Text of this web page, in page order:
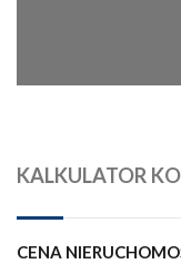
KALKULATOR
CENA